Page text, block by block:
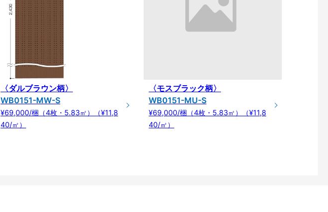
〈ダルブラウン柄〉
WB0151-MW-S
¥69,000/梱（4枚・5.83㎡）（¥11,8
40/㎡）
〈モスブラック柄〉
WB0151-MU-S
¥69,000/梱（4枚・5.83㎡）（¥11,8
40/㎡）